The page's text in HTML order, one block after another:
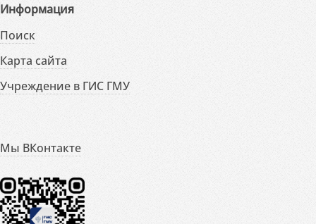
Информация
Поиск
Карта сайта
Учреждение в ГИС ГМУ
Мы ВКонтакте